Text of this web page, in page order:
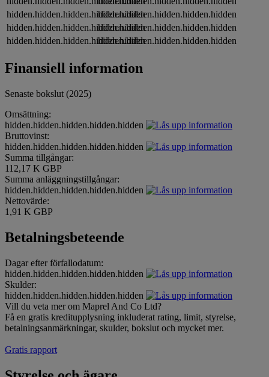
hidden.hidden.hidden.hidden.hiddenhidden.hidden.hidden.hidden.hidden
hidden.hidden.hidden.hidden.hiddenhidden.hidden.hidden.hidden.hidden
hidden.hidden.hidden.hidden.hiddenhidden.hidden.hidden.hidden.hidden
Finansiell information
Senaste bokslut (2025)
Omsättning:
hidden.hidden.hidden.hidden.hidden
Bruttovinst:
hidden.hidden.hidden.hidden.hidden
Summa tillgångar:
112,17 K GBP
Summa anläggningstillgångar:
hidden.hidden.hidden.hidden.hidden
Nettovärde:
1,91 K GBP
Betalningsbeteende
Dagar efter förfallodatum:
hidden.hidden.hidden.hidden.hidden
Skulder:
hidden.hidden.hidden.hidden.hidden
Vill du veta mer om Maprel And Co Ltd?
Få en gratis kreditupplysning inkluderat rating, limit, styrelse,
betalningsanmärkningar, skulder, bokslut och mycket mer.
Gratis rapport